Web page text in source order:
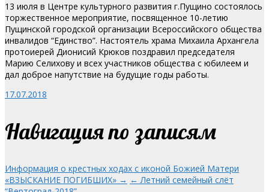
13 июля в Центре культурного развития г.Пущино состоялось
торжественное мероприятие, посвященное 10-летию
Пущинской городской организации Всероссийского общества
инвалидов “Единство”. Настоятель храма Михаила Архангела
протоиерей Дионисий Крюков поздравил председателя
Марию Селихову и всех участников общества с юбилеем и
дал доброе напутствие на будущие годы работы.
17.07.2018
Навигация по записям
Информация о крестных ходах с иконой Божией Матери
«ВЗЫСКАНИЕ ПОГИБШИХ» → ← Летний семейный слёт